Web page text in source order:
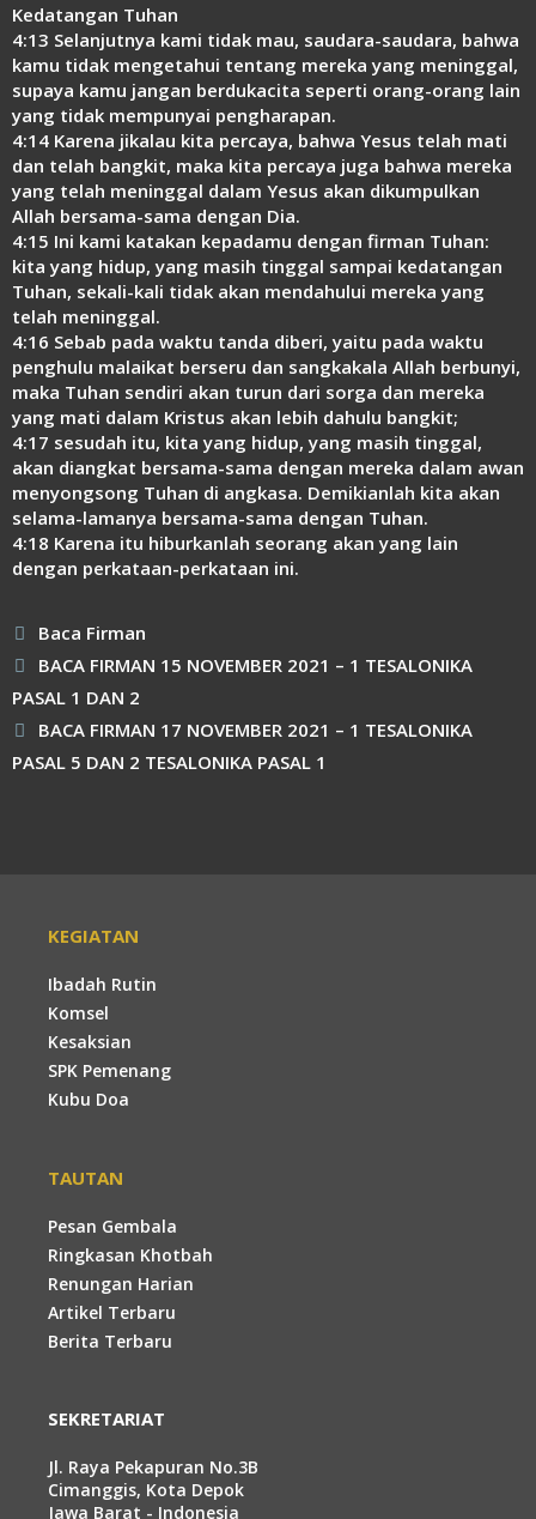
Kedatangan Tuhan
4:13 Selanjutnya kami tidak mau, saudara-saudara, bahwa
kamu tidak mengetahui tentang mereka yang meninggal,
supaya kamu jangan berdukacita seperti orang-orang lain
yang tidak mempunyai pengharapan.
4:14 Karena jikalau kita percaya, bahwa Yesus telah mati
dan telah bangkit, maka kita percaya juga bahwa mereka
yang telah meninggal dalam Yesus akan dikumpulkan
Allah bersama-sama dengan Dia.
4:15 Ini kami katakan kepadamu dengan firman Tuhan:
kita yang hidup, yang masih tinggal sampai kedatangan
Tuhan, sekali-kali tidak akan mendahului mereka yang
telah meninggal.
4:16 Sebab pada waktu tanda diberi, yaitu pada waktu
penghulu malaikat berseru dan sangkakala Allah berbunyi,
maka Tuhan sendiri akan turun dari sorga dan mereka
yang mati dalam Kristus akan lebih dahulu bangkit;
4:17 sesudah itu, kita yang hidup, yang masih tinggal,
akan diangkat bersama-sama dengan mereka dalam awan
menyongsong Tuhan di angkasa. Demikianlah kita akan
selama-lamanya bersama-sama dengan Tuhan.
4:18 Karena itu hiburkanlah seorang akan yang lain
dengan perkataan-perkataan ini.
Kategori
Baca Firman
BACA FIRMAN 15 NOVEMBER 2021 – 1 TESALONIKA
PASAL 1 DAN 2
BACA FIRMAN 17 NOVEMBER 2021 – 1 TESALONIKA
PASAL 5 DAN 2 TESALONIKA PASAL 1
KEGIATAN
Ibadah Rutin
Komsel
Kesaksian
SPK Pemenang
Kubu Doa
TAUTAN
Pesan Gembala
Ringkasan Khotbah
Renungan Harian
Artikel Terbaru
Berita Terbaru
SEKRETARIAT
Jl. Raya Pekapuran No.3B
Cimanggis, Kota Depok
Jawa Barat - Indonesia